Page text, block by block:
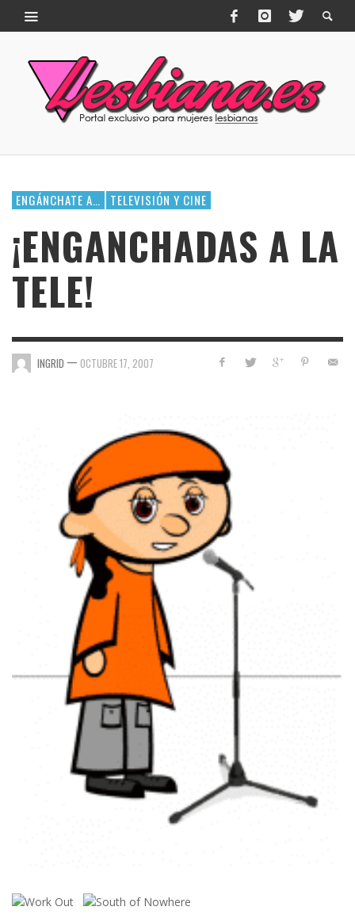
ENGÁNCHATE A… TELEVISIÓN Y CINE
¡ENGANCHADAS A LA
TELE!
INGRID — OCTUBRE 17, 2007